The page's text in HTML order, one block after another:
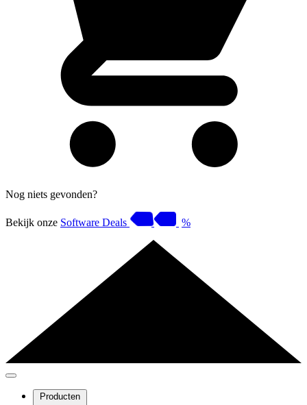
Nog niets gevonden?
Bekijk onze Software Deals %
Producten